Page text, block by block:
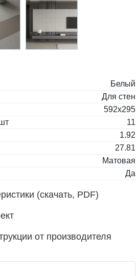
Белый
Для стен
592х295
11
1.92
27.81
Матовая
Да
(скачать, PDF)
от производителя